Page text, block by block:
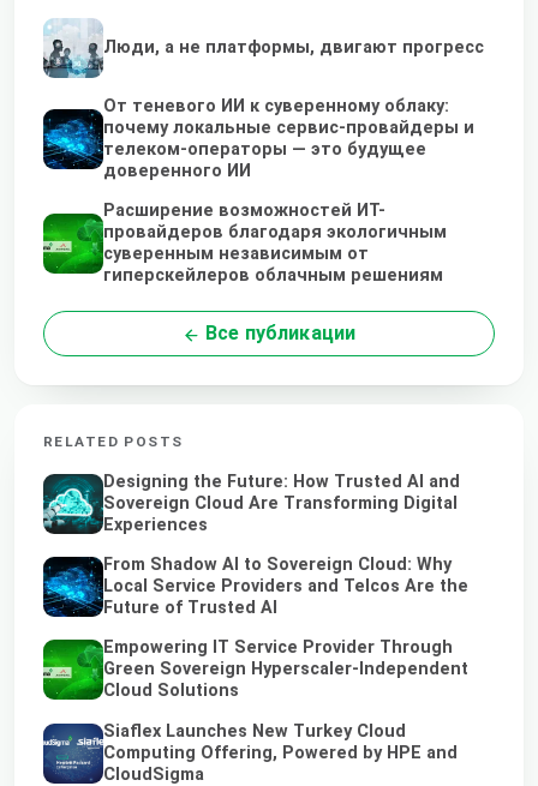
Люди, а не платформы, двигают прогресс
От теневого ИИ к суверенному облаку:
почему локальные сервис-провайдеры и
телеком-операторы — это будущее
доверенного ИИ
Расширение возможностей ИТ-
провайдеров благодаря экологичным
суверенным независимым от
гиперскейлеров облачным решениям
Все публикации
RELATED POSTS
Designing the Future: How Trusted AI and
Sovereign Cloud Are Transforming Digital
Experiences
From Shadow AI to Sovereign Cloud: Why
Local Service Providers and Telcos Are the
Future of Trusted AI
Empowering IT Service Provider Through
Green Sovereign Hyperscaler-Independent
Cloud Solutions
Siaflex Launches New Turkey Cloud
Computing Offering, Powered by HPE and
CloudSigma